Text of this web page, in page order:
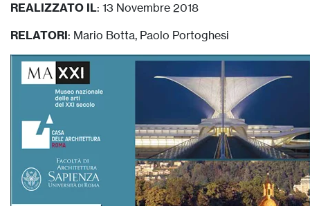
REALIZZATO IL: 13 Novembre 2018
RELATORI: Mario Botta, Paolo Portoghesi